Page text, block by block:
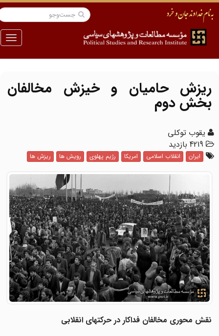
منو
ریزش حامیان و خیزش مخالفان
بخش دوم
یقوب توکلی
4219 بازدید
ایران انقلاب اسلامی امریکا رژیم پهلوی رویش ها ریزش ها
نقش محوری مخالفان فداکار در حرکتهای انقلابی